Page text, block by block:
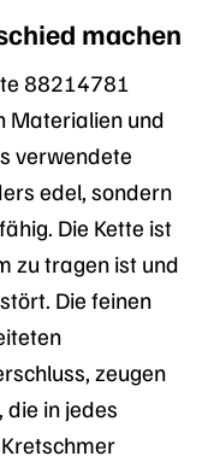
machen
88214781
Materialien und
verwendete
edel, sondern
Die Kette ist
zu tragen ist und
Die feinen
zeugen
in jedes